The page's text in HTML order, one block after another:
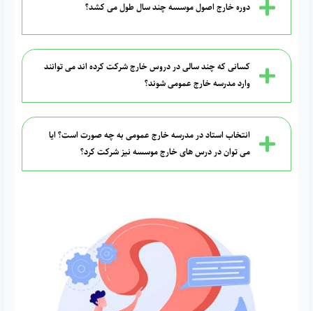
دوره خارج اصول موسسه چند سال طول می کشد؟
کسانی که چند سالی در دروس خارج شرکت کرده اند می توانند
وارد مدرسه خارج عمومی شوند؟
انتخاب استاد در مدرسه خارج عمومی به چه صورت است؟ ایا
می توان در درس های خارج موسسه نیز شرکت کرد؟